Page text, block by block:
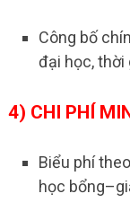
Công bố
đại học, thời
4) CHI PHÍ
Biểu phí
học